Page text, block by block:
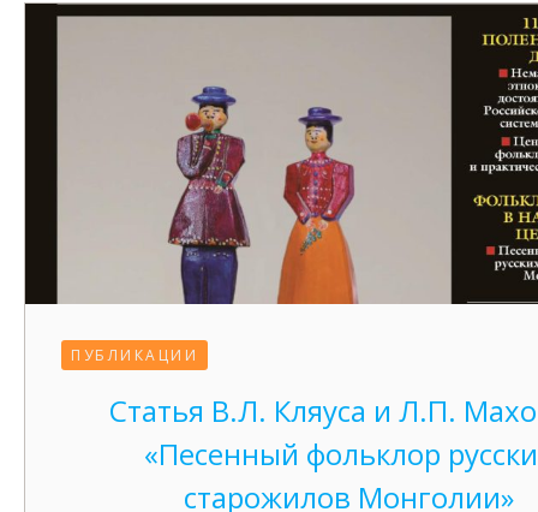
ПУБЛИКАЦИИ
Статья В.Л. Кляуса и Л.П.
«Песенный фольклор
старожилов Монголии»